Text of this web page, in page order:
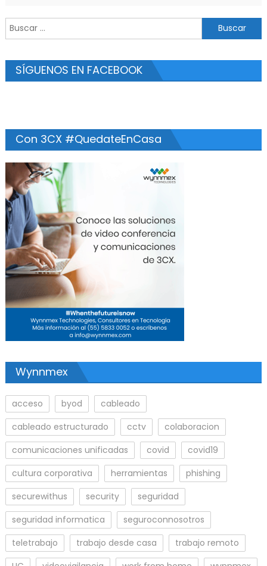
Buscar:
SÍGUENOS EN FACEBOOK
Con 3CX #QuedateEnCasa
Wynnmex
acceso byod
cableado
cableado estructurado
cctv
colaboracion
comunicaciones unificadas
covid
covid19
cultura corporativa
herramientas
phishing
securewithus
security
seguridad
seguridad informatica
seguroconnosotros
teletrabajo
trabajo desde casa
trabajo remoto